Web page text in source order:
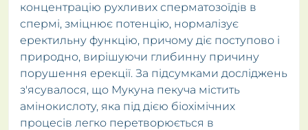
концентрацію рухливих сперматозоїдів в
спермі, зміцнює потенцію, нормалізує
еректильну функцію, причому діє поступово і
природно, вирішуючи глибинну причину
порушення ерекції. За підсумками досліджень
з'ясувалося, що Мукуна пекуча містить
амінокислоту, яка під дією біохімічних
процесів легко перетворюється в